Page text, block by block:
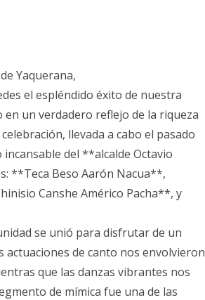
Yaquerana,
el espléndido éxito de nuestra
un verdadero reflejo de la riqueza
llevada a cabo el pasado
del **alcalde Octavio
**Teca Beso Aarón Nacua**,
Canshe Américo Pacha**, y
se unió para disfrutar de un
de canto nos envolvieron
que las danzas vibrantes nos
de mímica fue una de las